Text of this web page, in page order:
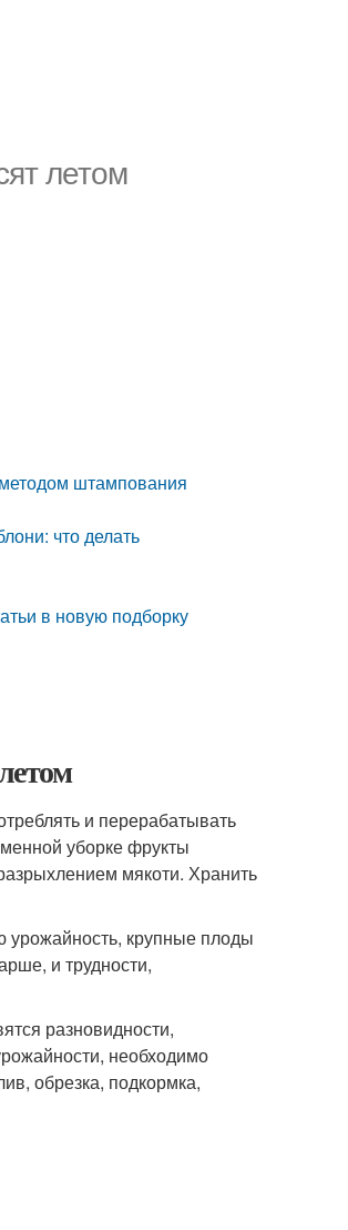
летом
штампования
что делать
в новую подборку
и перерабатывать
уборке фрукты
мякоти. Хранить
урожайность, крупные плоды
и трудности,
разновидности,
необходимо
обрезка, подкормка,